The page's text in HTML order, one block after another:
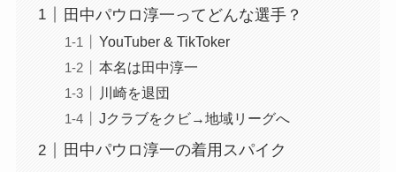
田中パウロ淳一ってどんな選手？
YouTuber & TikToker
本名は田中淳一
川崎を退団
Jクラブをクビ→地域リーグへ
田中パウロ淳一の着用スパイク